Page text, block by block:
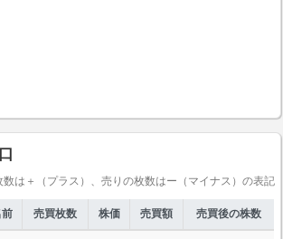
数は＋（プラス）、売りの枚数はー（マイナス）の表記
売買枚数 株価 売買額 売買後の株数